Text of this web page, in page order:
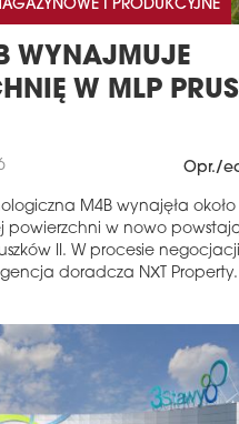
I PRODUKCYJNE
WYNAJMUJE
W MLP
Opr./
M4B wynajęła około
powierzchni w nowo
II. W procesie
doradcza NXT Property.